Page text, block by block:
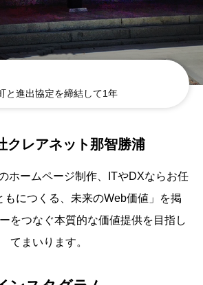
会 観光振興部会に参加
と進出協定を締結して1年
ー大会【第2回】の支援を行いました
クレアネット那智勝浦
ホームページ制作、ITやDXならお任
もにつくる、未来のWeb価値」を掲
をつなぐ本質的な価値提供を目指し
てまいります。